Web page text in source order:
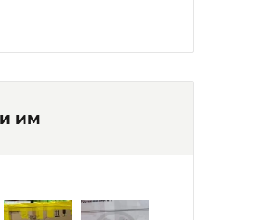
паломнические поездки
монастырям, церквям,
им